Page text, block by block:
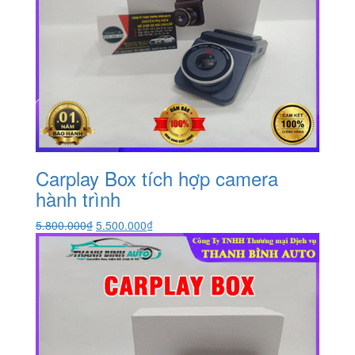
Carplay Box tích hợp camera
hành trình
5.800.000₫ Giá
gốc
là:
5.800.000₫.
5.500.000₫Giá
hiện
tại
là:
5.500.000₫.